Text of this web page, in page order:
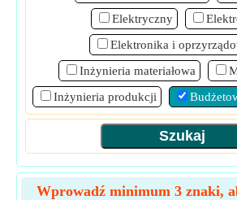
Elektryczny
Elektronika i
Inżynieria materiałowa
Inżynieria produkcji
Wprowadź minimum 3 znaki,